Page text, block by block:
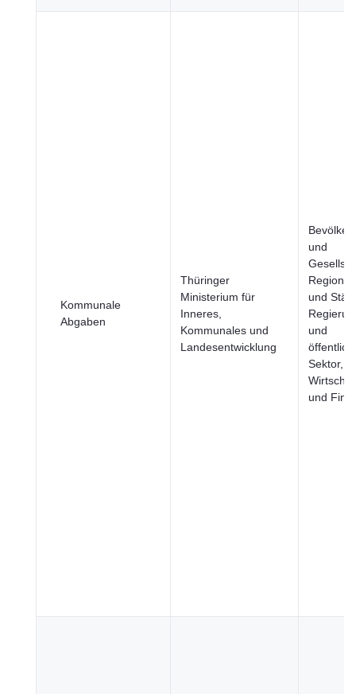
Kommunale
Abgaben
Thüringer
Ministerium für
Inneres,
Kommunales und
Landesentwicklung
und
Regionen
und
und
Sektor,
und